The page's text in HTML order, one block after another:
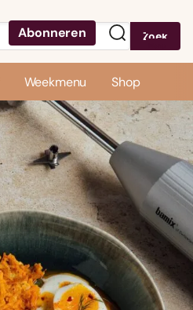
Abonneren Zoek
Weekmenu Shop